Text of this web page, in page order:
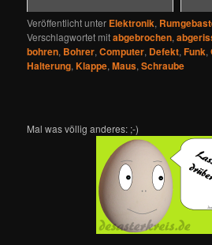
Veröffentlicht unter Elektronik,
Verschlagwortet mitabgebrochen,
bohren, Bohrer,Computer, Defekt,Funk,
Halterung,Klappe,Maus,Schraube
Mal was völlig anderes: ;-)